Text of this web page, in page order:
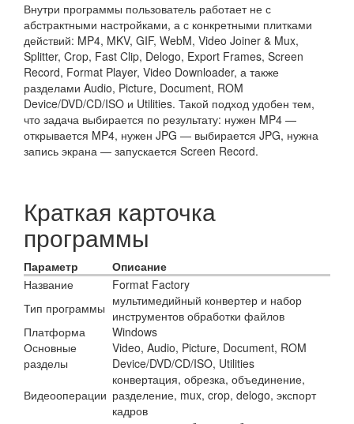
Внутри программы пользователь работает не с
абстрактными настройками, а с конкретными плитками
действий: MP4, MKV, GIF, WebM, Video Joiner & Mux,
Splitter, Crop, Fast Clip, Delogo, Export Frames, Screen
Record, Format Player, Video Downloader, а также
разделами Audio, Picture, Document, ROM
Device/DVD/CD/ISO и Utilities. Такой подход удобен тем,
что задача выбирается по результату: нужен MP4 —
открывается MP4, нужен JPG — выбирается JPG, нужна
запись экрана — запускается Screen Record.
Краткая карточка
программы
Параметр
Описание
Название
Format Factory
Тип программы мультимедийный конвертер и набор
инструментов обработки файлов
Платформа
Windows
Основные
разделы
Video, Audio, Picture, Document, ROM
Device/DVD/CD/ISO, Utilities
Видеооперации
конвертация, обрезка, объединение,
разделение, mux, crop, delogo, экспорт
кадров